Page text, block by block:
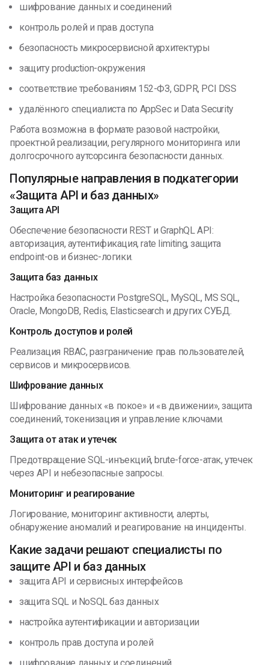
шифрование данных и соединений
контроль ролей и прав доступа
безопасность микросервисной архитектуры
защиту production-окружения
соответствие требованиям 152-ФЗ, GDPR, PCI DSS
удалённого специалиста по AppSec и Data Security
Работа возможна в формате разовой настройки,
проектной реализации, регулярного мониторинга или
долгосрочного аутсорсинга безопасности данных.
Популярные направления в подкатегории
«Защита API и баз данных»
Защита API
Обеспечение безопасности REST и GraphQL API:
авторизация, аутентификация, rate limiting, защита
endpoint-ов и бизнес-логики.
Защита баз данных
Настройка безопасности PostgreSQL, MySQL, MS SQL,
Oracle, MongoDB, Redis, Elasticsearch и других СУБД.
Контроль доступов и ролей
Реализация RBAC, разграничение прав пользователей,
сервисов и микросервисов.
Шифрование данных
Шифрование данных «в покое» и «в движении», защита
соединений, токенизация и управление ключами.
Защита от атак и утечек
Предотвращение SQL-инъекций, brute-force-атак, утечек
через API и небезопасные запросы.
Мониторинг и реагирование
Логирование, мониторинг активности, алерты,
обнаружение аномалий и реагирование на инциденты.
Какие задачи решают специалисты по
защите API и баз данных
защита API и сервисных интерфейсов
защита SQL и NoSQL баз данных
настройка аутентификации и авторизации
контроль прав доступа и ролей